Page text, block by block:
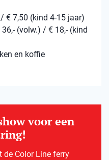
€ 7,50 (kind 4-15 jaar)
(volw.) / € 18,- (kind
en koffie
voor een
de Color Line ferry